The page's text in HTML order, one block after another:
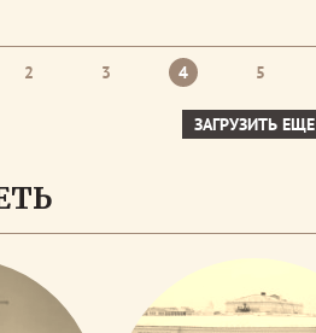
2 3 4 5
ЗАГРУЗИТЬ ЕЩЕ